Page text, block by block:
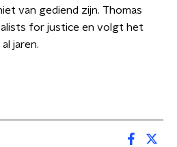
van gediend zijn. Thomas
for justice en volgt het
jaren.